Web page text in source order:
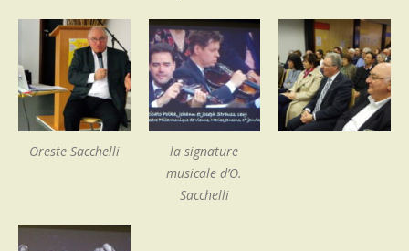
Oreste Sacchelli
la signature
musicale d’O.
Sacchelli